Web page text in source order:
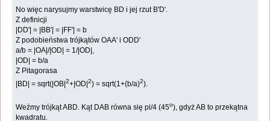
No więc narysujmy warstwicę BD i jej rzut B'D'.
Z definicji
|DD'| = |BB'| = |FF'| = b
Z podobieństwa trójkątów OAA' i ODD'
a/b = |OA|/|OD| = 1/|OD|,
|OD| = b/a
Z Pitagorasa
|BD| = sqrt(|OB|2+|OD|2) = sqrt(1+(b/a)2).
Weźmy trójkąt ABD. Kąt DAB równa się pi/4 (45o), gdyż AB to przekątna
kwadratu.